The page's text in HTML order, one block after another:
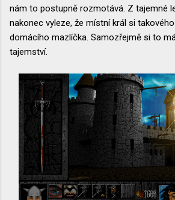
nám to postupně rozmotává. Z tajemné
nakonec vyleze, že místní král si
domácího mazlíčka. Samozřejmě si to
tajemství.